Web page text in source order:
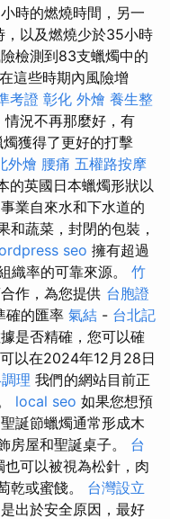
時的燃燒時間，另一
以及燃燒少於35小時
檢測到83支蠟燭中的
這些時期內風險增
考證 彰化 外燴 養生整
情況不再那麼好，有
獲得了更好的打擊
外燴 腰痛 五權路按摩
的英國日本蠟燭形狀以
業自來水和下水道的
和蔬菜，封閉的包裝，
seo 擁有超過
織率的可靠來源。 竹
作，為您提供 台胞證
確的匯率 氣結 - 台北記
是否精確，您可以確
以在2024年12月28日
理 我們的網站目前正
local seo 如果您想預
誕節蠟燭通常形成木
房屋和聖誕桌子。 台
也可以被視為松針，肉
乾或蜜餞。 台灣設立
出於安全原因，最好